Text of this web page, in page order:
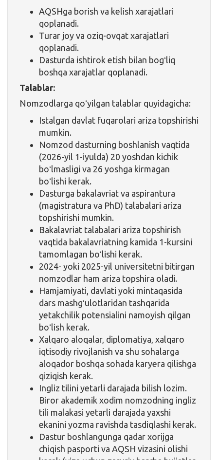
AQSHga borish va kelish xarajatlari
qoplanadi.
Turar joy va oziq-ovqat xarajatlari
qoplanadi.
Dasturda ishtirok etish bilan bogʻliq
boshqa xarajatlar qoplanadi.
Talablar:
Nomzodlarga qoʻyilgan talablar quyidagicha:
Istalgan davlat fuqarolari ariza topshirishi
mumkin.
Nomzod dasturning boshlanish vaqtida
(2026-yil 1-iyulda) 20 yoshdan kichik
boʻlmasligi va 26 yoshga kirmagan
boʻlishi kerak.
Dasturga bakalavriat va aspirantura
(magistratura va PhD) talabalari ariza
topshirishi mumkin.
Bakalavriat talabalari ariza topshirish
vaqtida bakalavriatning kamida 1-kursini
tamomlagan boʻlishi kerak.
2024- yoki 2025-yil universitetni bitirgan
nomzodlar ham ariza topshira oladi.
Hamjamiyati, davlati yoki mintaqasida
dars mashgʻulotlaridan tashqarida
yetakchilik potensialini namoyish qilgan
boʻlish kerak.
Xalqaro aloqalar, diplomatiya, xalqaro
iqtisodiy rivojlanish va shu sohalarga
aloqador boshqa sohada karyera qilishga
qiziqish kerak.
Ingliz tilini yetarli darajada bilish lozim.
Biror akademik xodim nomzodning ingliz
tili malakasi yetarli darajada yaxshi
ekanini yozma ravishda tasdiqlashi kerak.
Dastur boshlangunga qadar xorijga
chiqish pasporti va AQSH vizasini olishi